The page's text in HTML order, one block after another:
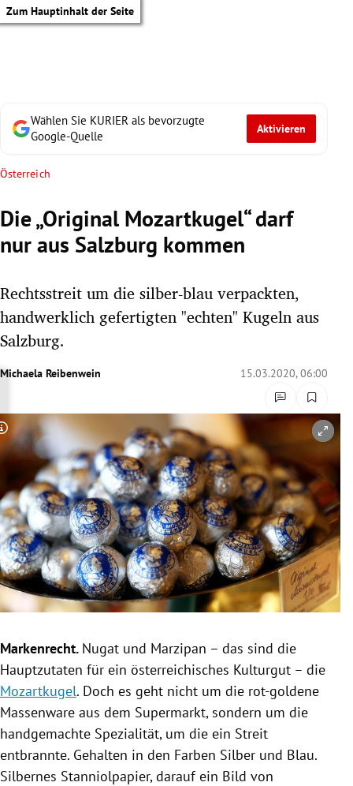
Zum Hauptinhalt der Seite
Untermenü
Untermenü
Untermenü
Untermenü
Untermenü
Untermenü
Untermenü
Untermenü
Wählen Sie KURIER als bevorzugte
Google-Quelle
Aktivieren
Österreich
Die „Original Mozartkugel“ darf
nur aus Salzburg kommen
Rechtsstreit um die silber-blau verpackten,
handwerklich gefertigten "echten" Kugeln aus
Salzburg.
Michaela Reibenwein 15.03.2020, 06:00
Copyright-Hinweis öffnen/schließen
Markenrecht. Nugat und Marzipan – das sind die
Hauptzutaten für ein österreichisches Kulturgut – die
Mozartkugel. Doch es geht nicht um die rot-goldene
Massenware aus dem Supermarkt, sondern um die
handgemachte Spezialität, um die ein Streit
entbrannte. Gehalten in den Farben Silber und Blau.
Silbernes Stanniolpapier, darauf ein Bild von